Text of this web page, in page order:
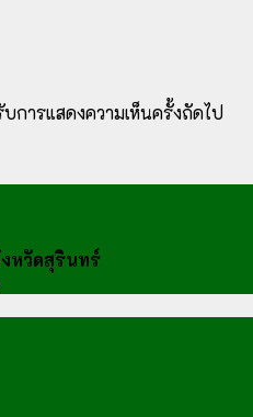
การแสดงความเห็นครั้งถัดไป
หวัดสุรินทร์